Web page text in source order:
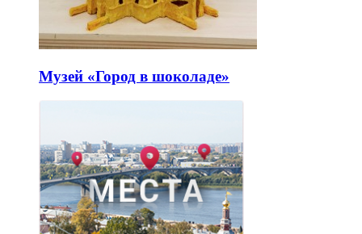
Музей «Город в шоколаде»